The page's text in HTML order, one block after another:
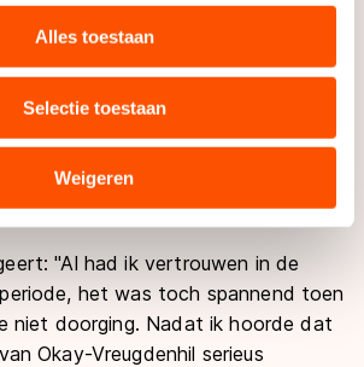
analyseren. We delen informatie over
site met onze partners voor social
gegevens die u aan hen heeft
verzameld via hun services.
kunnen gegevens doorgeven aan
zoals de VS, waar mogelijk geen
geldt volgens de GDPR.
te klikken, stemt u in met deze
vindt u in onscookiebeleid.
Alles toestaan
Selectie toestaan
Weigeren
afketst, vind ik dat
vrouwen en het
Daarom ben ik weer wat gaan
mouw aan te passen. Fijn dat
gelukt is.”
"Al had ik vertrouwen in de
het was toch spannend toen
niet doorging. Nadat ik hoorde dat
Okay-Vreugdenhil serieus